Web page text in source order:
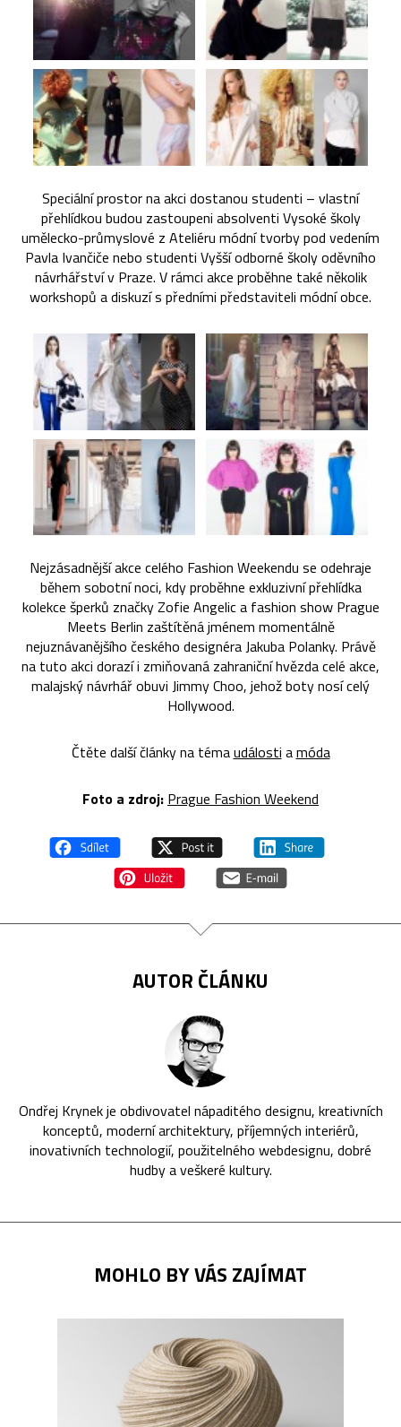
Speciální prostor na akci dostanou studenti – vlastní
přehlídkou budou zastoupeni absolventi Vysoké školy
umělecko-průmyslové z Ateliéru módní tvorby pod vedením
Pavla Ivančiče nebo studenti Vyšší odborné školy oděvního
návrhářství v Praze. V rámci akce proběhne také několik
workshopů a diskuzí s předními představiteli módní obce.
Nejzásadnější akce celého Fashion Weekendu se odehraje
během sobotní noci, kdy proběhne exkluzivní přehlídka
kolekce šperků značky Zofie Angelic a fashion show Prague
Meets Berlin zaštítěná jménem momentálně
nejuznávanějšího českého designéra Jakuba Polanky. Právě
na tuto akci dorazí i zmiňovaná zahraniční hvězda celé akce,
malajský návrhář obuvi Jimmy Choo, jehož boty nosí celý
Hollywood.
Čtěte další články na témaudálosti amóda
Foto a zdroj: Prague Fashion Weekend
AUTOR ČLÁNKU
Ondřej Krynek je obdivovatel nápaditého designu, kreativních
konceptů, moderní architektury, příjemných interiérů,
inovativních technologií, použitelného webdesignu, dobré
hudby a veškeré kultury.
MOHLO BY VÁS ZAJÍMAT